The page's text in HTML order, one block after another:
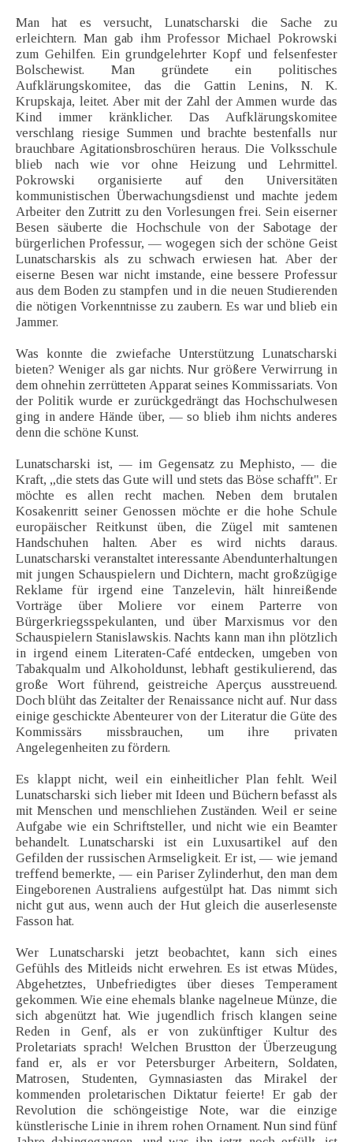
Man hat es versucht, Lunatscharski die Sache zu
erleichtern. Man gab ihm Professor Michael Pokrowski
zum Gehilfen. Ein grundgelehrter Kopf und felsenfester
Bolschewist. Man gründete ein politisches
Aufklärungskomitee, das die Gattin Lenins, N. K.
Krupskaja, leitet. Aber mit der Zahl der Ammen wurde das
Kind immer kränklicher. Das Aufklärungskomitee
verschlang riesige Summen und brachte bestenfalls nur
brauchbare Agitationsbroschüren heraus. Die Volksschule
blieb nach wie vor ohne Heizung und Lehrmittel.
Pokrowski organisierte auf den Universitäten
kommunistischen Überwachungsdienst und machte jedem
Arbeiter den Zutritt zu den Vorlesungen frei. Sein eiserner
Besen säuberte die Hochschule von der Sabotage der
bürgerlichen Professur, — wogegen sich der schöne Geist
Lunatscharskis als zu schwach erwiesen hat. Aber der
eiserne Besen war nicht imstande, eine bessere Professur
aus dem Boden zu stampfen und in die neuen Studierenden
die nötigen Vorkenntnisse zu zaubern. Es war und blieb ein
Jammer.
Was konnte die zwiefache Unterstützung Lunatscharski
bieten? Weniger als gar nichts. Nur größere Verwirrung in
dem ohnehin zerrütteten Apparat seines Kommissariats. Von
der Politik wurde er zurückgedrängt das Hochschulwesen
ging in andere Hände über, — so blieb ihm nichts anderes
denn die schöne Kunst.
Lunatscharski ist, — im Gegensatz zu Mephisto, — die
Kraft, „die stets das Gute will und stets das Böse schafft". Er
möchte es allen recht machen. Neben dem brutalen
Kosakenritt seiner Genossen möchte er die hohe Schule
europäischer Reitkunst üben, die Zügel mit samtenen
Handschuhen halten. Aber es wird nichts daraus.
Lunatscharski veranstaltet interessante Abendunterhaltungen
mit jungen Schauspielern und Dichtern, macht großzügige
Reklame für irgend eine Tanzelevin, hält hinreißende
Vorträge über Moliere vor einem Parterre von
Bürgerkriegsspekulanten, und über Marxismus vor den
Schauspielern Stanislawskis. Nachts kann man ihn plötzlich
in irgend einem Literaten-Café entdecken, umgeben von
Tabakqualm und Alkoholdunst, lebhaft gestikulierend, das
große Wort führend, geistreiche Aperçus ausstreuend.
Doch blüht das Zeitalter der Renaissance nicht auf. Nur dass
einige geschickte Abenteurer von der Literatur die Güte des
Kommissärs missbrauchen, um ihre privaten
Angelegenheiten zu fördern.
Es klappt nicht, weil ein einheitlicher Plan fehlt. Weil
Lunatscharski sich lieber mit Ideen und Büchern befasst als
mit Menschen und menschliehen Zuständen. Weil er seine
Aufgabe wie ein Schriftsteller, und nicht wie ein Beamter
behandelt. Lunatscharski ist ein Luxusartikel auf den
Gefilden der russischen Armseligkeit. Er ist, — wie jemand
treffend bemerkte, — ein Pariser Zylinderhut, den man dem
Eingeborenen Australiens aufgestülpt hat. Das nimmt sich
nicht gut aus, wenn auch der Hut gleich die auserlesenste
Fasson hat.
Wer Lunatscharski jetzt beobachtet, kann sich eines
Gefühls des Mitleids nicht erwehren. Es ist etwas Müdes,
Abgehetztes, Unbefriedigtes über dieses Temperament
gekommen. Wie eine ehemals blanke nagelneue Münze, die
sich abgenützt hat. Wie jugendlich frisch klangen seine
Reden in Genf, als er von zukünftiger Kultur des
Proletariats sprach! Welchen Brustton der Überzeugung
fand er, als er vor Petersburger Arbeitern, Soldaten,
Matrosen, Studenten, Gymnasiasten das Mirakel der
kommenden proletarischen Diktatur feierte! Er gab der
Revolution die schöngeistige Note, war die einzige
künstlerische Linie in ihrem rohen Ornament. Nun sind fünf